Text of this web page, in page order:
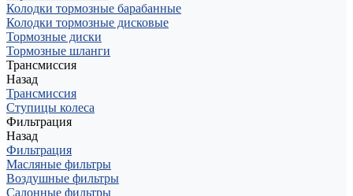
Колодки тормозные барабанные
Колодки тормозные дисковые
Тормозные диски
Тормозные шланги
Трансмиссия
Назад
Трансмиссия
Ступицы колеса
Фильтрация
Назад
Фильтрация
Масляные фильтры
Воздушные фильтры
Салонные фильтры